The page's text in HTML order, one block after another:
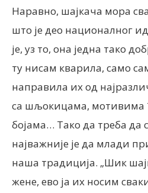
Наравно, шајкача мора
што је део националног
је, уз то, она једна тако
ту нисам кварила, само
направила их од
са шљокицама, мотивима
бојама… Тако да треба да
најважније је да млади
наша традиција. „Шик
жене, ево ја их носим